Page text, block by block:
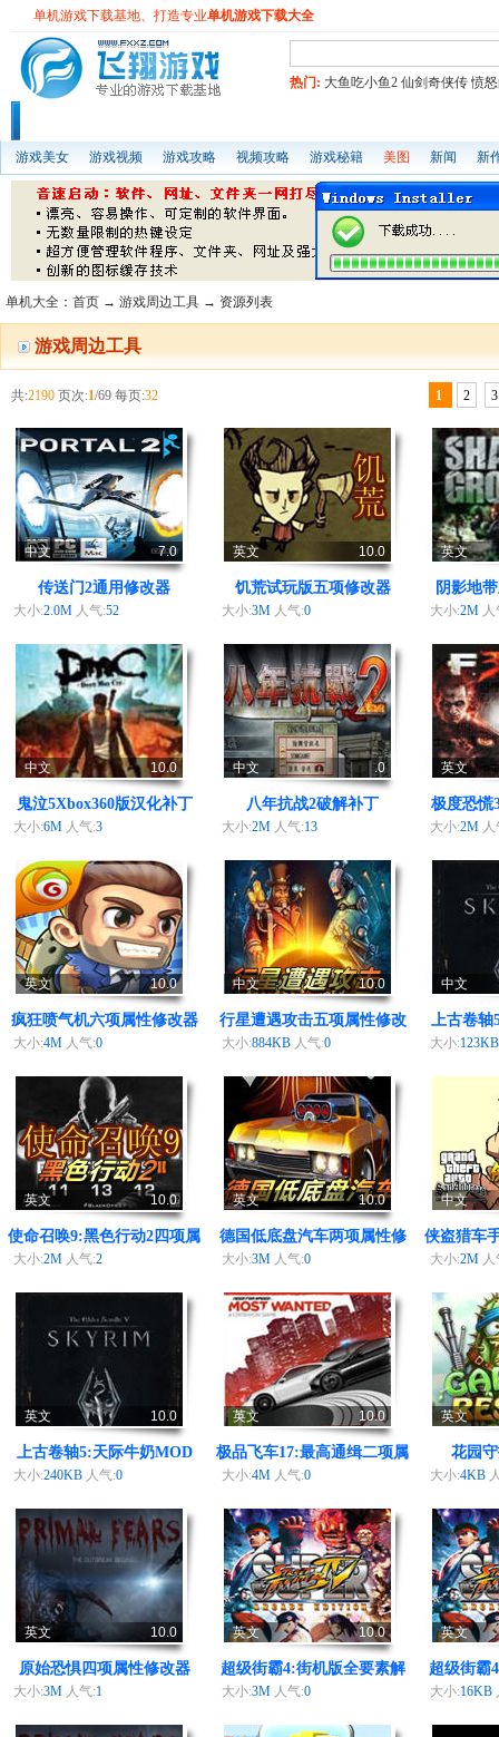
单机游戏下载基地、打造专业单机游戏下载大全
热门: 大鱼吃小鱼2 仙剑奇侠传 愤
角色扮演 即时战略 体育竞速 冒险游戏
游戏美女 游戏视频 游戏攻略 视频攻略 游戏秘籍 美图 新闻 新
单机大全 ： 首页 → 游戏周边工具 → 资源列表
游戏周边工具
共:2190 页次:1/69 每页:32 1 2 3
7.0
中文
传送门2通用修改器
大小:2.0M 人气:52
10.0
英文
饥荒试玩版五项修改器
大小:3M 人气:0
英文
阴影地
大小:2M
10.0
中文
鬼泣5Xbox360版汉化补丁
大小:6M 人气:3
.0
中文
八年抗战2破解补丁
大小:2M 人气:13
英文
极度恐慌
大小:2M
10.0
英文
疯狂喷气机六项属性修改器
大小:4M 人气:0
10.0
中文
行星遭遇攻击五项属性修改
器
大小:884KB 人气:0
中文
上古卷轴
大小:
10.0
英文
使命召唤9:黑色行动2四项属
性修改器
大小:2M 人气:2
10.0
英文
德国低底盘汽车两项属性修
改器
大小:3M 人气:0
中文
侠盗猎车
大小:2M
10.0
英文
上古卷轴5:天际牛奶MOD
大小:240KB 人气:0
10.0
英文
极品飞车17:最高通缉二项属
性修改器
大小:4M 人气:0
英文
花园
大小:4KB
10.0
英文
原始恐惧四项属性修改器
大小:3M 人气:1
10.0
英文
超级街霸4:街机版全要素解
锁器
大小:3M 人气:0
英文
超级街霸
大小:16KB